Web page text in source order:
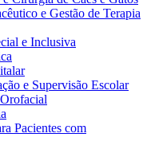
e Gestão de Terapia
e Inclusiva
e Supervisão Escolar
Pacientes com